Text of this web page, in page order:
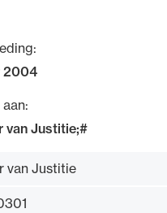
2004
van Justitie;#
van Justitie